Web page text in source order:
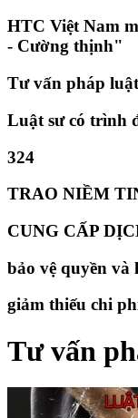
HTC Việt Nam
- Cường thịnh"
Tư vấn pháp
Luật sư có trình
324
TRAO NIỀM
CUNG CẤP
bảo vệ quyền
giảm thiếu chi
Tư vấn